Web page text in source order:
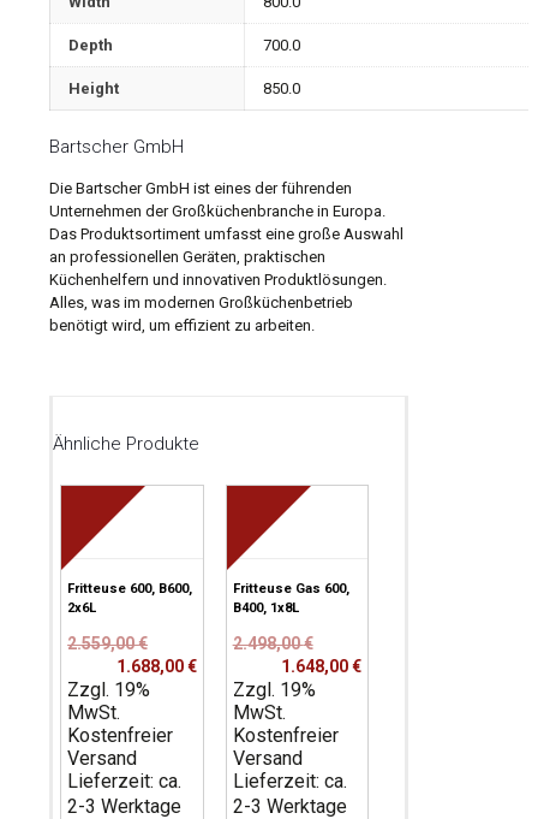
Depth 700.0
Height 850.0
Bartscher GmbH
Die Bartscher GmbH ist eines der führenden
Unternehmen der Großküchenbranche in Europa.
Das Produktsortiment umfasst eine große Auswahl
an professionellen Geräten, praktischen
Küchenhelfern und innovativen Produktlösungen.
Alles, was im modernen Großküchenbetrieb
benötigt wird, um effizient zu arbeiten.
Ähnliche Produkte
Fritteuse 600, B600,
2x6L
2.559,00€Ursprünglicher
Preis
war:
1.688,00€
Aktueller
Preis
ist:
Zzgl. 19%
MwSt.
Kostenfreier
Versand
Lieferzeit: ca.
2-3 Werktage
Fritteuse Gas 600,
B400, 1x8L
2.498,00€Ursprünglicher
Preis
war:
1.648,00€
Aktueller
Preis
ist:
Zzgl. 19%
MwSt.
Kostenfreier
Versand
Lieferzeit: ca.
2-3 Werktage